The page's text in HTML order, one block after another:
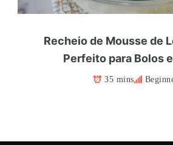
Recheio de Mousse de
Perfeito para Bolos
35 mins